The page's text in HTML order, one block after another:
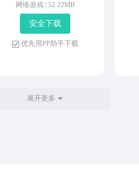
网络游戏 52.22MB
安 全 下 载
优 先 用 P P 助 手 下 载
展开更多